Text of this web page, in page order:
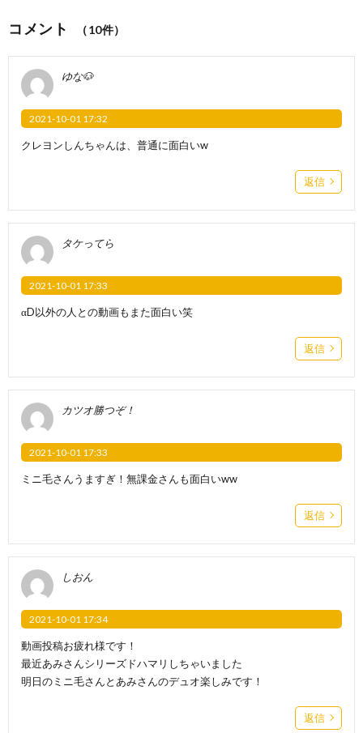
コメント （10件）
ゆな🐶
2021-10-01 17:32
クレヨンしんちゃんは、普通に面白いw
返信
タケってら
2021-10-01 17:33
αD以外の人との動画もまた面白い笑
返信
カツオ勝つぞ！
2021-10-01 17:33
ミニ毛さんうますぎ！無課金さんも面白いww
返信
しおん
2021-10-01 17:34
動画投稿お疲れ様です！
最近あみさんシリーズドハマリしちゃいました
明日のミニ毛さんとあみさんのデュオ楽しみです！
返信